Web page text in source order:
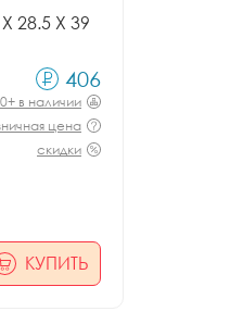
28.5 X 39
406
в наличии
цена
скидки
КУПИТЬ